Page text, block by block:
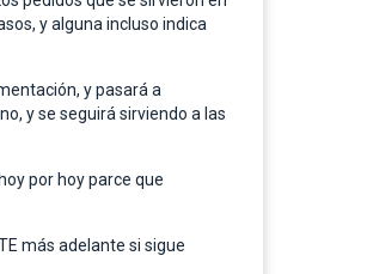
y alguna incluso indica
y pasará a
y se seguirá sirviendo a las
por hoy parce que
más adelante si sigue